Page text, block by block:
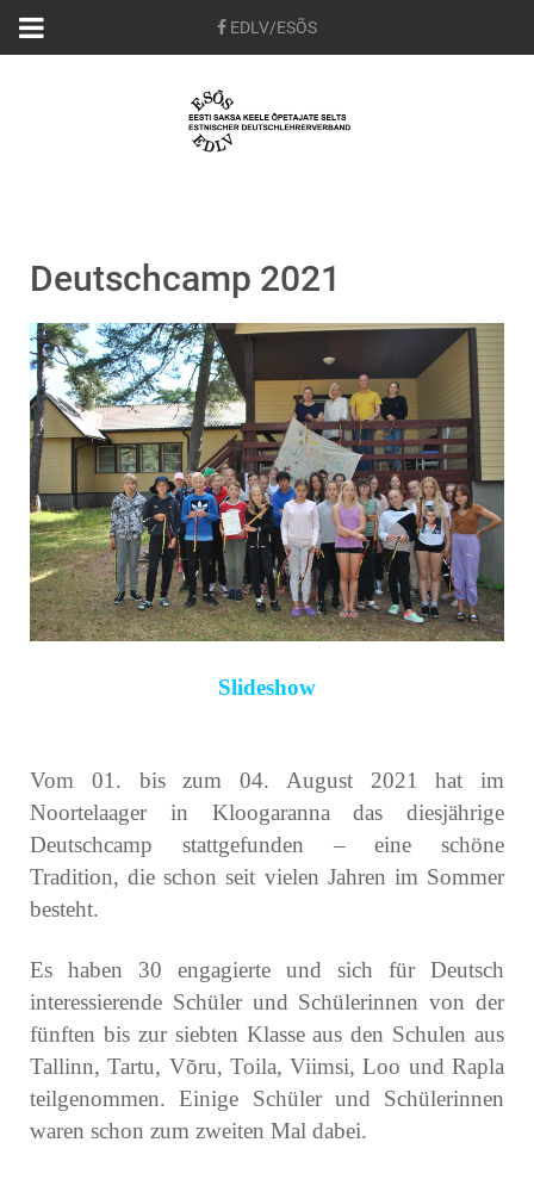
EDLV/ESÕS
Deutschcamp 2021
Slideshow
Vom 01. bis zum 04. August 2021 hat im
Noortelaager in Kloogaranna das diesjährige
Deutschcamp stattgefunden – eine schöne
Tradition, die schon seit vielen Jahren im Sommer
besteht.
Es haben 30 engagierte und sich für Deutsch
interessierende Schüler und Schülerinnen von der
fünften bis zur siebten Klasse aus den Schulen aus
Tallinn, Tartu, Võru, Toila, Viimsi, Loo und Rapla
teilgenommen. Einige Schüler und Schülerinnen
waren schon zum zweiten Mal dabei.